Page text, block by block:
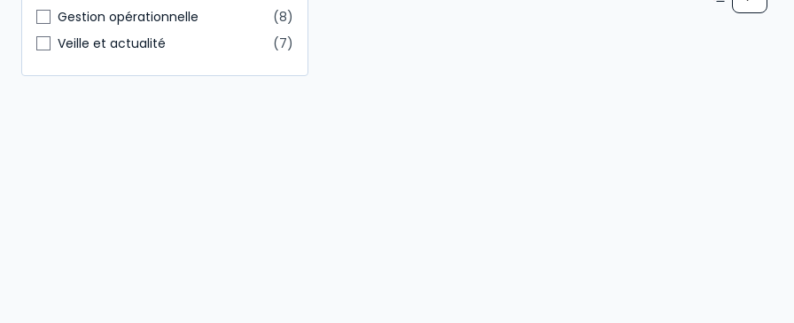
Autres
3
Étudiants
3
Gestion opérationnelle
8
Veille et actualité
7